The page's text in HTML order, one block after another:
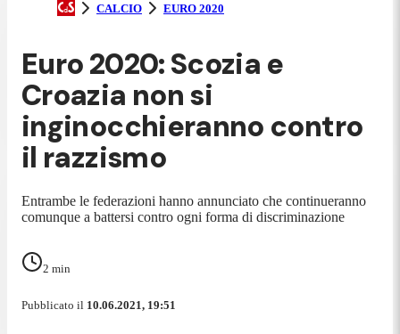
CALCIO EURO 2020
Euro 2020: Scozia e
Croazia non si
inginocchieranno contro
il razzismo
Entrambe le federazioni hanno annunciato che continueranno
comunque a battersi contro ogni forma di discriminazione
2 min
Pubblicato il 10.06.2021, 19:51